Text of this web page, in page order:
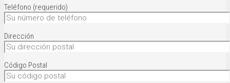
Teléfono (requerido)
Dirección
Código Postal